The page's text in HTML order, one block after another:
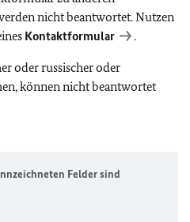
nicht beantwortet. Nutzen
Kontaktformular .
oder russischer oder
können nicht beantwortet
Felder sind